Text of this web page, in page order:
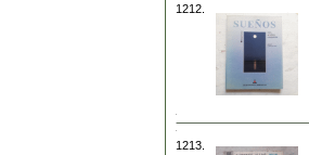
1212.
1213.